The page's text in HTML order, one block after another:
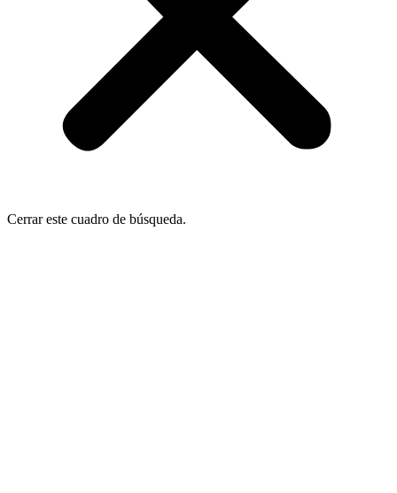
Cerrar este cuadro de búsqueda.